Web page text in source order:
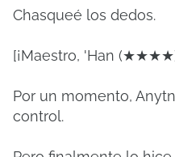
Chasqueé los dedos.
[¡Maestro, 'Han
Por un momento,
control.